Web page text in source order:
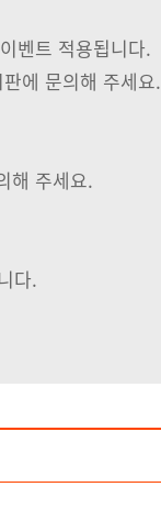
벤트 적용됩니다.
에 문의해 주세요.
해 주세요.
다.